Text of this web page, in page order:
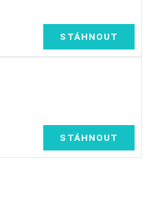
STÁHNOUT
STÁHNOUT